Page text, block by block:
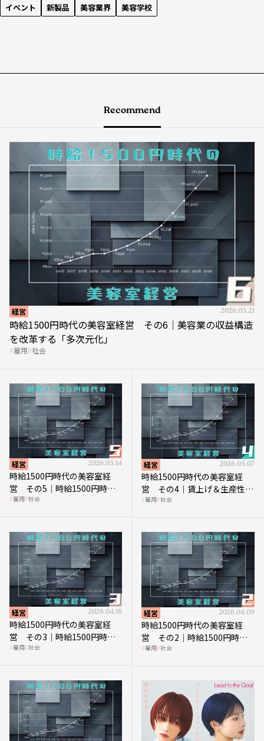
イベント 新製品 美容業界 美容学校
Recommend
経営 2026.05.21
時給1500円時代の美容室経営 その6｜美容業の収益構造
を改革する「多次元化」
雇用 社会
経営 2026.05.14
時給1500円時代の美容室経
営 その5｜時給1500円時代
の到来は美容業の収益構造を
雇用 社会
経営 2026.05.07
時給1500円時代の美容室経
営 その4｜賃上げ＆生産性向
上につなげる賢い助成金活用
雇用 社会
経営 2026.04.16
時給1500円時代の美容室経
営 その3｜時給1500円時
代、美容業はどのような影響
雇用 社会
経営 2026.04.09
時給1500円時代の美容室経
営 その2｜時給1500円時代
に支払う給与はいくらなのか
雇用 社会